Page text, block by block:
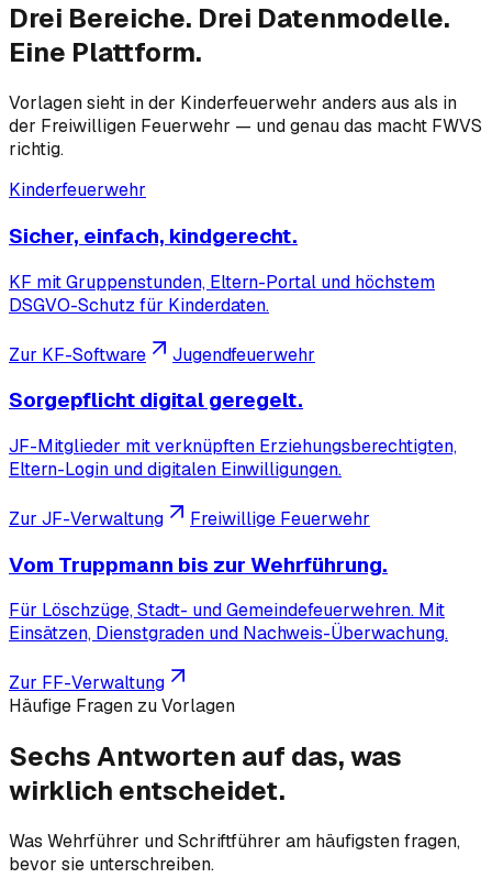
Drei Bereiche. Drei Datenmodelle.
Eine Plattform.
Vorlagen sieht in der Kinderfeuerwehr anders aus als in
der Freiwilligen Feuerwehr — und genau das macht FWVS
richtig.
Kinderfeuerwehr
Sicher, einfach, kindgerecht.
KF mit Gruppenstunden, Eltern-Portal und höchstem
DSGVO-Schutz für Kinderdaten.
Zur KF-Software Jugendfeuerwehr
Sorgepflicht digital geregelt.
JF-Mitglieder mit verknüpften Erziehungsberechtigten,
Eltern-Login und digitalen Einwilligungen.
Zur JF-Verwaltung Freiwillige Feuerwehr
Vom Truppmann bis zur Wehrführung.
Für Löschzüge, Stadt- und Gemeindefeuerwehren. Mit
Einsätzen, Dienstgraden und Nachweis-Überwachung.
Zur FF-Verwaltung
Häufige Fragen zu Vorlagen
Sechs Antworten auf das, was
wirklich entscheidet.
Was Wehrführer und Schriftführer am häufigsten fragen,
bevor sie unterschreiben.